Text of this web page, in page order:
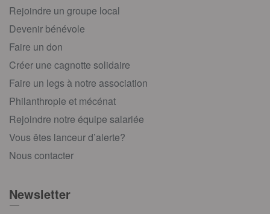
Rejoindre un groupe local
Devenir bénévole
Faire un don
Créer une cagnotte solidaire
Faire un legs à notre association
Philanthropie et mécénat
Rejoindre notre équipe salariée
Vous êtes lanceur d’alerte?
Nous contacter
Newsletter